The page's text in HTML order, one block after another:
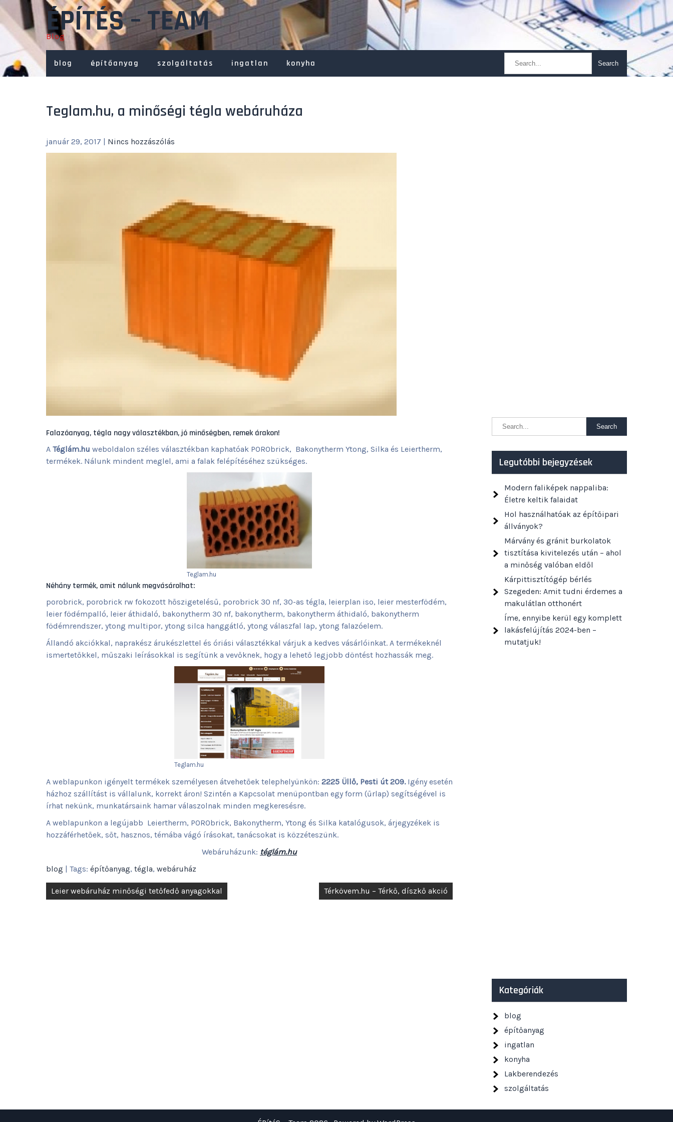
Skip
content
ÉPÍTÉS – TEAM
Blog
blog építőanyag szolgáltatás ingatlan konyha
Teglam.hu, a minőségi tégla webáruháza
január 29, 2017 | Nincs hozzászólás
Falazóanyag, tégla nagy választékban, jó minőségben, remek árakon!
A Téglám.hu weboldalon széles választékban kaphatóak PORObrick, Bakonytherm Ytong, Silka és Leiertherm,
termékek. Nálunk mindent meglel, ami a falak felépítéséhez szükséges.
Teglam.hu
Néhány termék, amit nálunk megvásárolhat:
porobrick, porobrick rw fokozott hőszigetelésű, porobrick 30 nf, 30-as tégla, leierplan iso, leier mesterfödém,
leier födémpalló, leier áthidaló, bakonytherm 30 nf, bakonytherm, bakonytherm áthidaló, bakonytherm
födémrendszer, ytong multipor, ytong silca hanggátló, ytong válaszfal lap, ytong falazóelem.
Állandó akciókkal, naprakész árukészlettel és óriási választékkal várjuk a kedves vásárlóinkat. A termékeknél
ismertetőkkel, műszaki leírásokkal is segítünk a vevőknek, hogy a lehető legjobb döntést hozhassák meg.
Teglam.hu
A weblapunkon igényelt termékek személyesen átvehetőek telephelyünkön: 2225 Üllő, Pesti út 209.Igény esetén
házhoz szállítást is vállalunk, korrekt áron! Szintén a Kapcsolat menüpontban egy form (űrlap) segítségével is
írhat nekünk, munkatársaink hamar válaszolnak minden megkeresésre.
A weblapunkon a legújabb Leiertherm, PORObrick, Bakonytherm, Ytong és Silka katalógusok, árjegyzékek is
hozzáférhetőek, sőt, hasznos, témába vágó írásokat, tanácsokat is közzéteszünk.
Webáruházunk: téglám.hu
blog | Tags: építőanyag, tégla, webáruház
Bejegyzés
navigáció
Leier webáruház minőségi tetőfedő anyagokkal Térkövem.hu – Térkő, díszkő akció
Legutóbbi bejegyzések
Modern faliképek nappaliba:
Életre keltik falaidat
Hol használhatóak az építőipari
állványok?
Márvány és gránit burkolatok
tisztítása kivitelezés után – ahol
a minőség valóban eldől
Kárpittisztítógép bérlés
Szegeden: Amit tudni érdemes a
makulátlan otthonért
Íme, ennyibe kerül egy komplett
lakásfelújítás 2024-ben –
mutatjuk!
Kategóriák
blog
építőanyag
ingatlan
konyha
Lakberendezés
szolgáltatás